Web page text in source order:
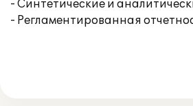
- Синтетические и
- Регламентированная